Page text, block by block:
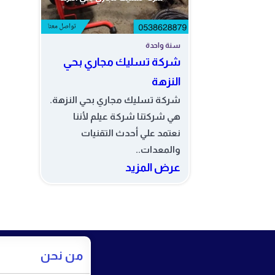
سنة واحدة
شركة تسليك مجاري بحي
النزهة
شركة تسليك مجاري بحي النزهة.
هي شركتنا شركة عيلم لأننا
نعتمد علي أحدث التقنيات
والمعدات..
عرض المزيد
من نحن